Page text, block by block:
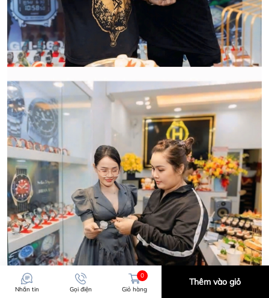
Nhắn tin Gọi điện
0
Giỏ hàng
Thêm vào giỏ